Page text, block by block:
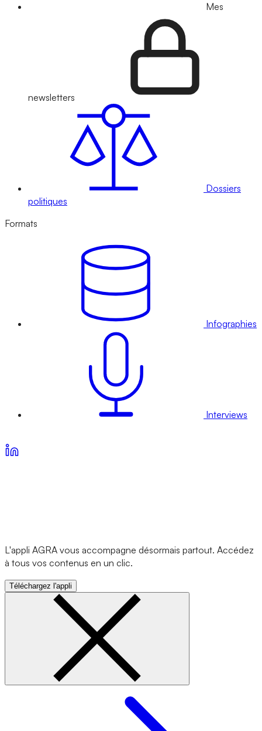
Mes
newsletters
Dossiers
politiques
Formats
Infographies
Interviews
L'appli AGRA vous accompagne désormais partout. Accédez
à tous vos contenus en un clic.
Téléchargez l'appli